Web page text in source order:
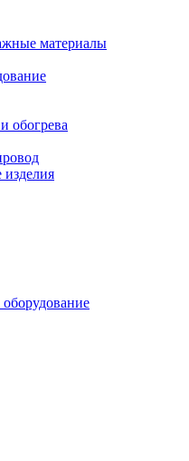
материалы
обогрева
изделия